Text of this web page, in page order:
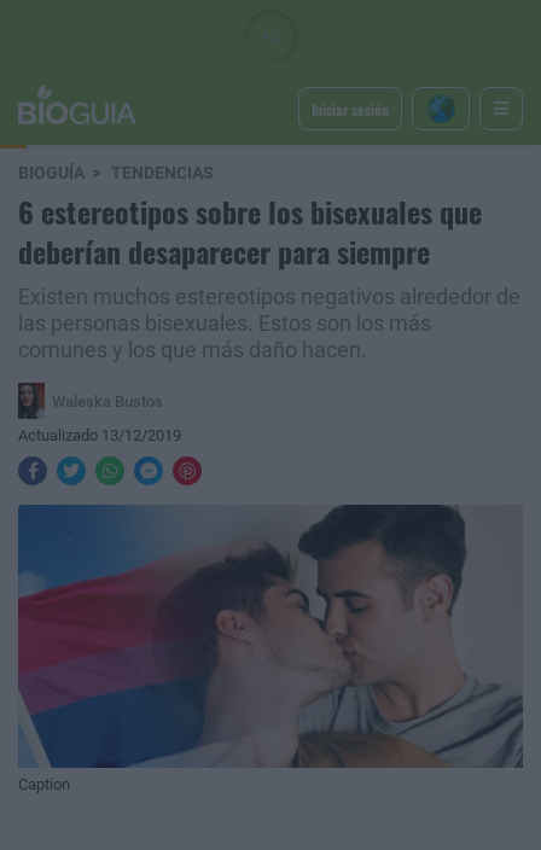
Iniciar sesión
BIOGUÍA TENDENCIAS
6 estereotipos sobre los bisexuales que
deberían desaparecer para siempre
Existen muchos estereotipos negativos alrededor de
las personas bisexuales. Estos son los más
comunes y los que más daño hacen.
Waleska Bustos
Actualizado 13/12/2019
Caption